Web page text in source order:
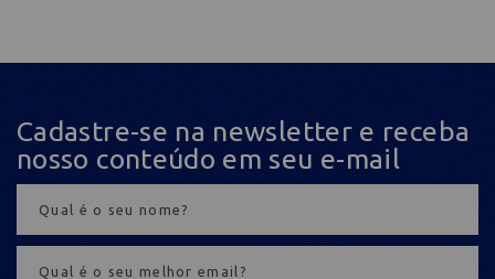
Cadastre-se na newsletter e receba
nosso conteúdo em seu e-mail